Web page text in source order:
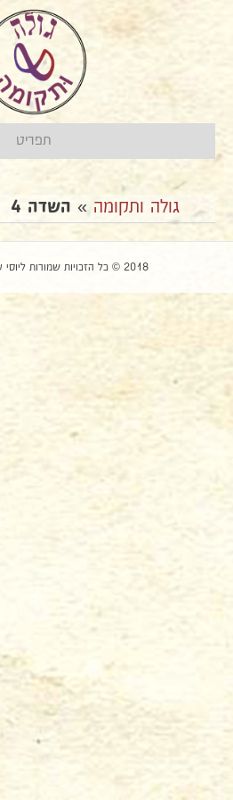
תפריט
גולה ותקומה » השדה 4
2018 © כל הזכויות שמורות ליוסי עופר "גולה ותקומה"